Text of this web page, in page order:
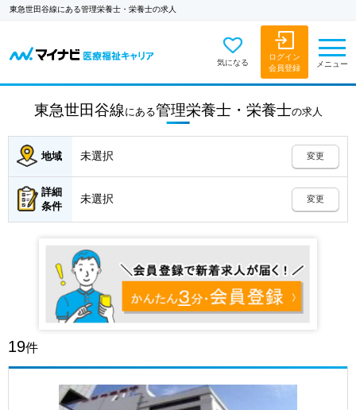
東急世田谷線にある管理栄養士・栄養士の求人
気になる
ログイン
会員登録
メニュー
東急世田谷線 にある管理栄養士・栄養士の求人
地域 未選択 変更
詳細
条件
未選択 変更
19件